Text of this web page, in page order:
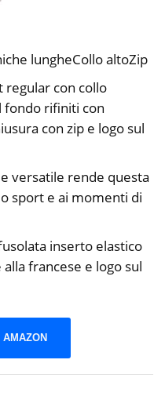
lungheCollo altoZip
regular con collo
fondo rifiniti con
con zip e logo sul
versatile rende questa
sport e ai momenti di
inserto elastico
francese e logo sul